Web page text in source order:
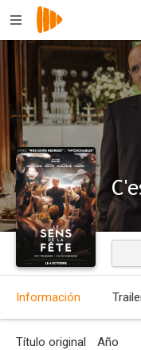
Información
Título original Año